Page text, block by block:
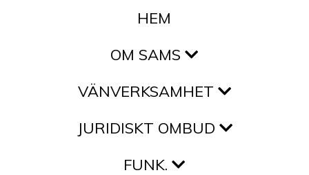
HEM
OM SAMS
VÄNVERKSAMHET
JURIDISKT OMBUD
FUNK.